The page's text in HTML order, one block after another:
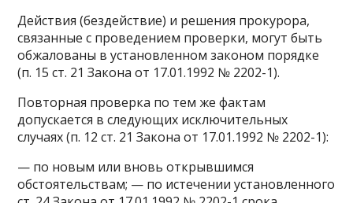
Действия (бездействие) и решения прокурора,
связанные с проведением проверки, могут быть
обжалованы в установленном законом порядке
(п. 15 ст. 21 Закона от 17.01.1992 № 2202-1).
Повторная проверка по тем же фактам
допускается в следующих исключительных
случаях (п. 12 ст. 21 Закона от 17.01.1992 № 2202-1):
— по новым или вновь открывшимся
обстоятельствам; — по истечении установленного